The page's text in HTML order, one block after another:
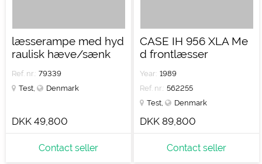
læsserampe med hyd
raulisk hæve/sænk
Ref. nr.: 79339
Test
Denmark
DKK 49,800
Contact seller
CASE IH 956 XLA Me
d frontlæsser
Year: 1989
Ref. nr.: 562255
Test
Denmark
DKK 89,800
Contact seller